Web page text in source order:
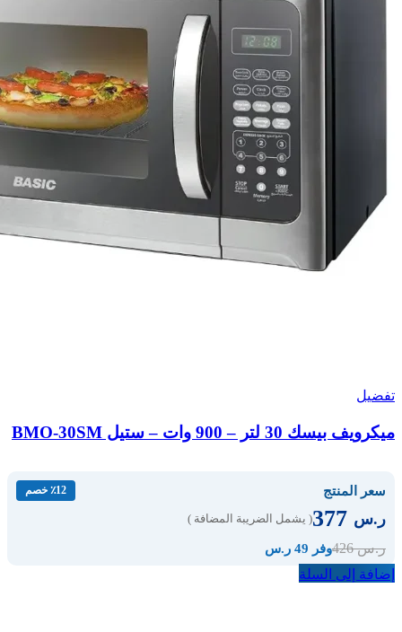
تفضيل
ميكرويف بيسك 30 لتر – 900 وات – ستيل BMO-30SM
سعر المنتج ٪12 خصم
ر.س ( يشمل الضريبة المضافة )
ر.س426 وفر 49 ر.س
إضافة إلى السلة